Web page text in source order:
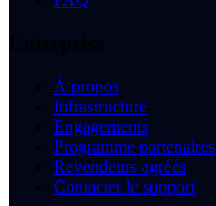
À propos
Infrastructure
Engagements
Programme partenaires
Revendeurs agréés
Contacter le support